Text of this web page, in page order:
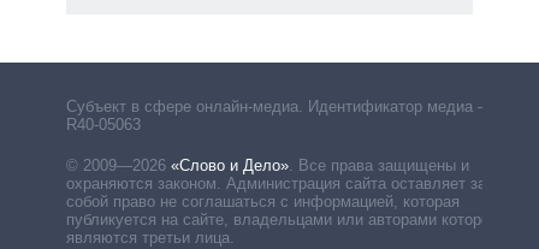
Субъект в сфере онлайн-медиа. Идентификатор медиа –
R40-05063
© 2009—2026 «Слово и Дело». Все права защищены и
охраняются законом. Администрация сайта оставляет за
собой право не соглашаться с информацией, которая
публикуется на сайте, владельцами или авторами которой
являются третьи лица.